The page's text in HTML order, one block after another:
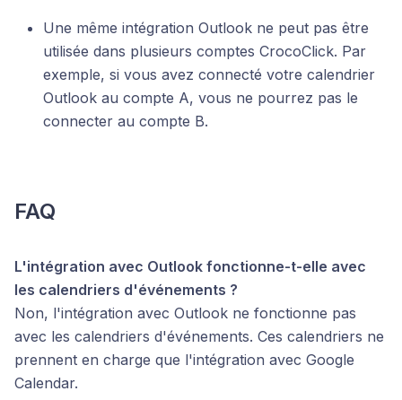
Une même intégration Outlook ne peut pas être
utilisée dans plusieurs comptes CrocoClick. Par
exemple, si vous avez connecté votre calendrier
Outlook au compte A, vous ne pourrez pas le
connecter au compte B.
FAQ
L'intégration avec Outlook fonctionne-t-elle avec
les calendriers d'événements ?
Non, l'intégration avec Outlook ne fonctionne pas
avec les calendriers d'événements. Ces calendriers ne
prennent en charge que l'intégration avec Google
Calendar.